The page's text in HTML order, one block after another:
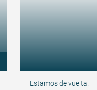
¡Estamos de vuelta!